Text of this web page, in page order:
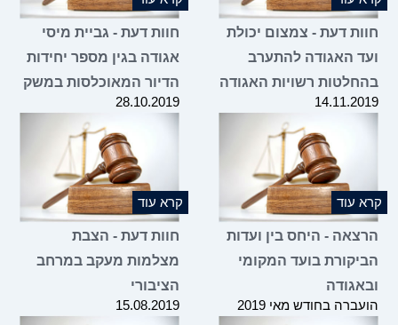
חוות דעת - צמצום יכולת
ועד האגודה להתערב
בהחלטות רשויות האגודה
14.11.2019
חוות דעת - גביית מיסי
אגודה בגין מספר יחידות
הדיור המאוכלסות במשק
28.10.2019
קרא עוד
הרצאה - היחס בין ועדות
הביקורת בועד המקומי
ובאגודה
הועברה בחודש מאי 2019
קרא עוד
חוות דעת - הצבת
מצלמות מעקב במרחב
הציבורי
15.08.2019